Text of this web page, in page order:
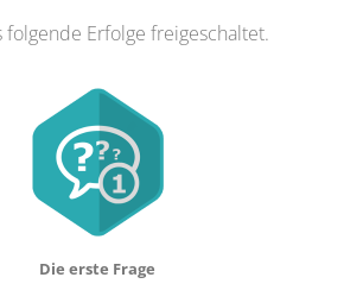
folgende Erfolge freigeschaltet.
Die erste Frage